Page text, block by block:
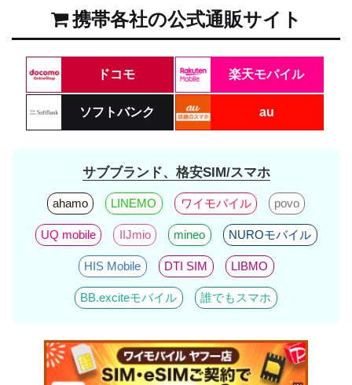
携帯各社の公式通販サイト
ドコモ 楽天モバイル
ソフトバンク au
サブブランド、格安SIM/スマホ
ahamo LINEMO ワイモバイル povo
UQ mobile IIJmio mineo NUROモバイル
HIS Mobile DTI SIM LIBMO
BB.exciteモバイル 誰でもスマホ